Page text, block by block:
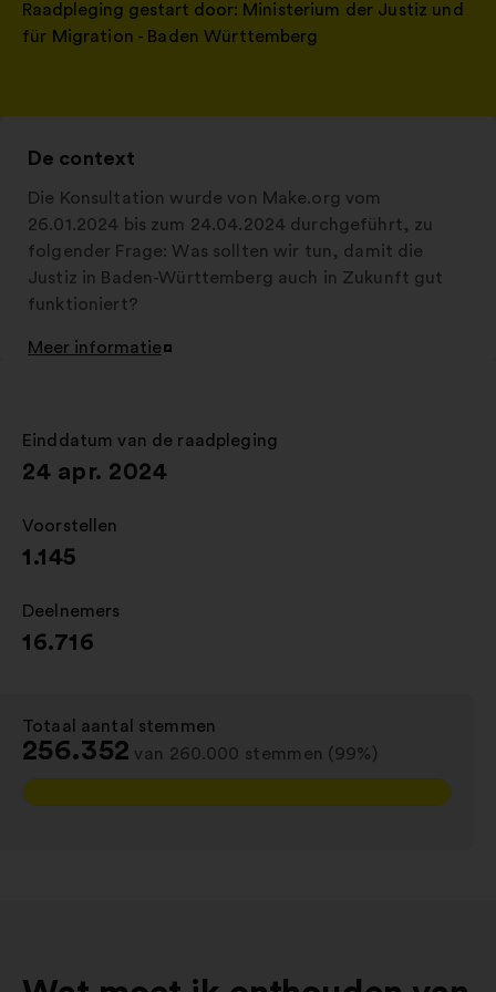
Raadpleging gestart door: Ministerium der Justiz und
für Migration - Baden Württemberg
De context
Die Konsultation wurde von Make.org vom
26.01.2024 bis zum 24.04.2024 durchgeführt, zu
folgender Frage: Was sollten wir tun, damit die
Justiz in Baden-Württemberg auch in Zukunft gut
funktioniert?
Meer informatie
Openen
nieuw
tabblad
Einddatum van de raadpleging
:
24 apr. 2024
Voorstellen
:
1.145
Deelnemers
:
16.716
Totaal aantal stemmen
256.352 van 260.000 stemmen (99%)